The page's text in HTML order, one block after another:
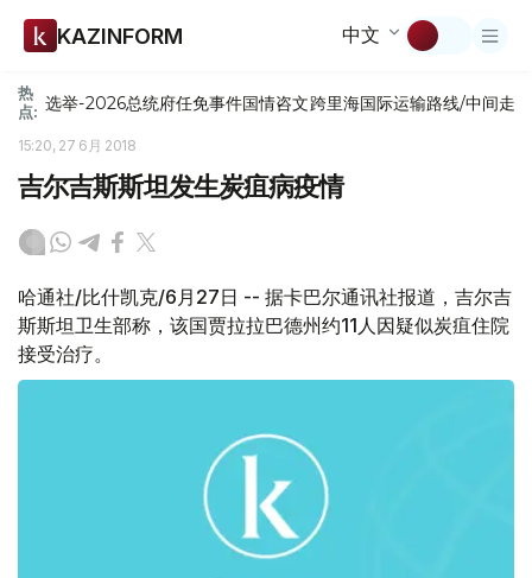
KAZINFORM 中文
热
点: 选举-2026总统府任免事件国情咨文跨里海国际运输路线/中间走廊
15:20, 27 6月 2018
吉尔吉斯斯坦发生炭疽病疫情
哈通社/比什凯克/6月27日 -- 据卡巴尔通讯社报道，吉尔吉
斯斯坦卫生部称，该国贾拉拉巴德州约11人因疑似炭疽住院
接受治疗。